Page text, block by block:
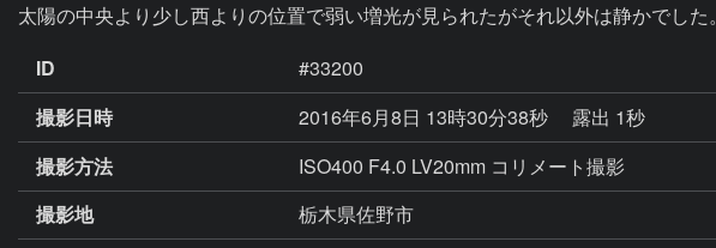
太陽の中央より少し西よりの位置で弱い増光が見られたがそれ以外は静かでした。
ID
#33200
撮影日時
2016年6月8日 13時30分38秒
露出 1秒
撮影方法
ISO400 F4.0 LV20mm コリメート撮影
撮影地
栃木県佐野市